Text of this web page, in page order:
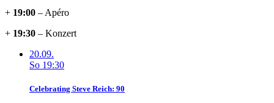
+ 19:00 – Apéro
+ 19:30 – Konzert
20.09.
So 19:30
Celebrating Steve Reich: 90